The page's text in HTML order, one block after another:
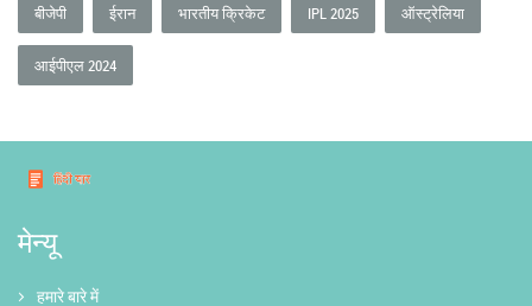
बीजेपी ईरान भारतीय क्रिकेट IPL 2025 ऑस्ट्रेलिया
आईपीएल 2024
मेन्यू
हमारे बारे में